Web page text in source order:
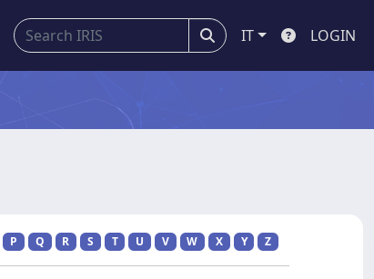
IT LOGIN
P Q R S T U V W X Y Z